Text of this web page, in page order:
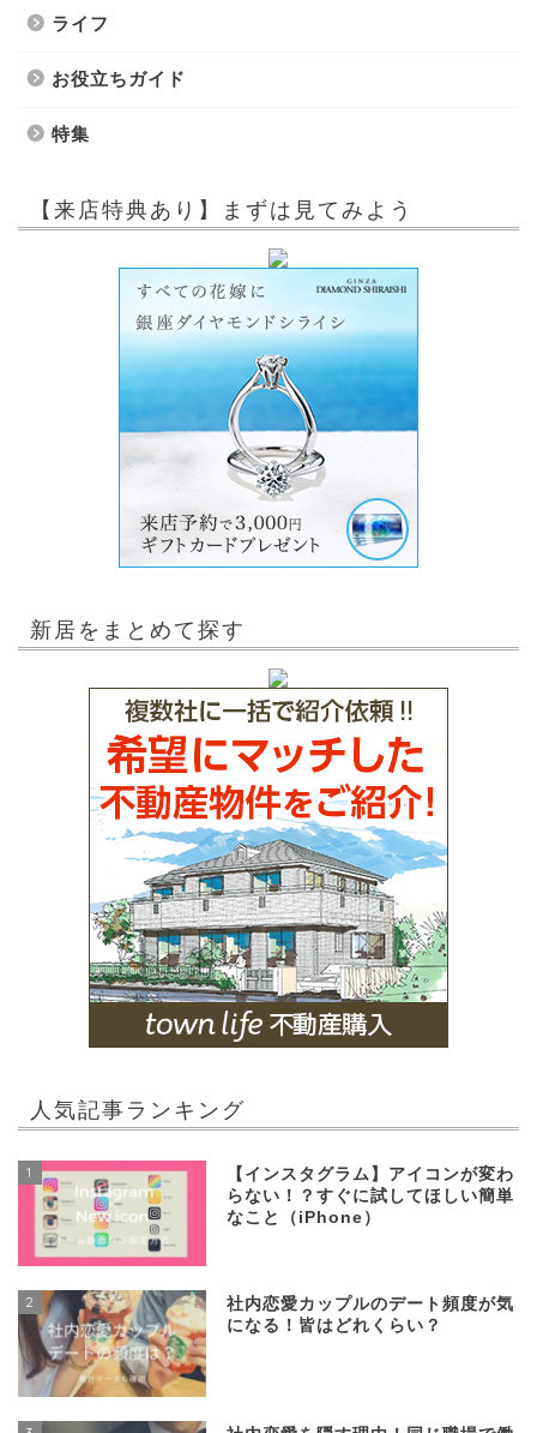
ライフ
お役立ちガイド
特集
【来店特典あり】まずは見てみよう
新居をまとめて探す
人気記事ランキング
1
【インスタグラム】アイコンが変わ
らない！？すぐに試してほしい簡単
なこと（iPhone）
2
社内恋愛カップルのデート頻度が気
になる！皆はどれくらい？